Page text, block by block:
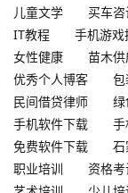
儿童文学
买车
IT教程
手机游
女性健康
苗木
优秀个人博客
包
民间借贷律师
手机软件下载
免费软件下载
职业培训
资格